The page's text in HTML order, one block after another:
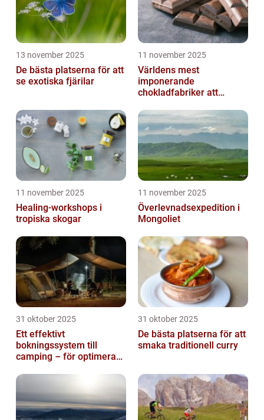
13 november 2025
De bästa platserna för att
se exotiska fjärilar
11 november 2025
Världens mest
imponerande
chokladfabriker att
11 november 2025
Healing-workshops i
tropiska skogar
11 november 2025
Överlevnadsexpedition i
Mongoliet
31 oktober 2025
Ett effektivt
bokningssystem till
camping – för optimerad
31 oktober 2025
De bästa platserna för att
smaka traditionell curry